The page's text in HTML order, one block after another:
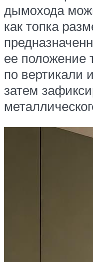
дымохода
как топка
ее положение
по вертикали
затем